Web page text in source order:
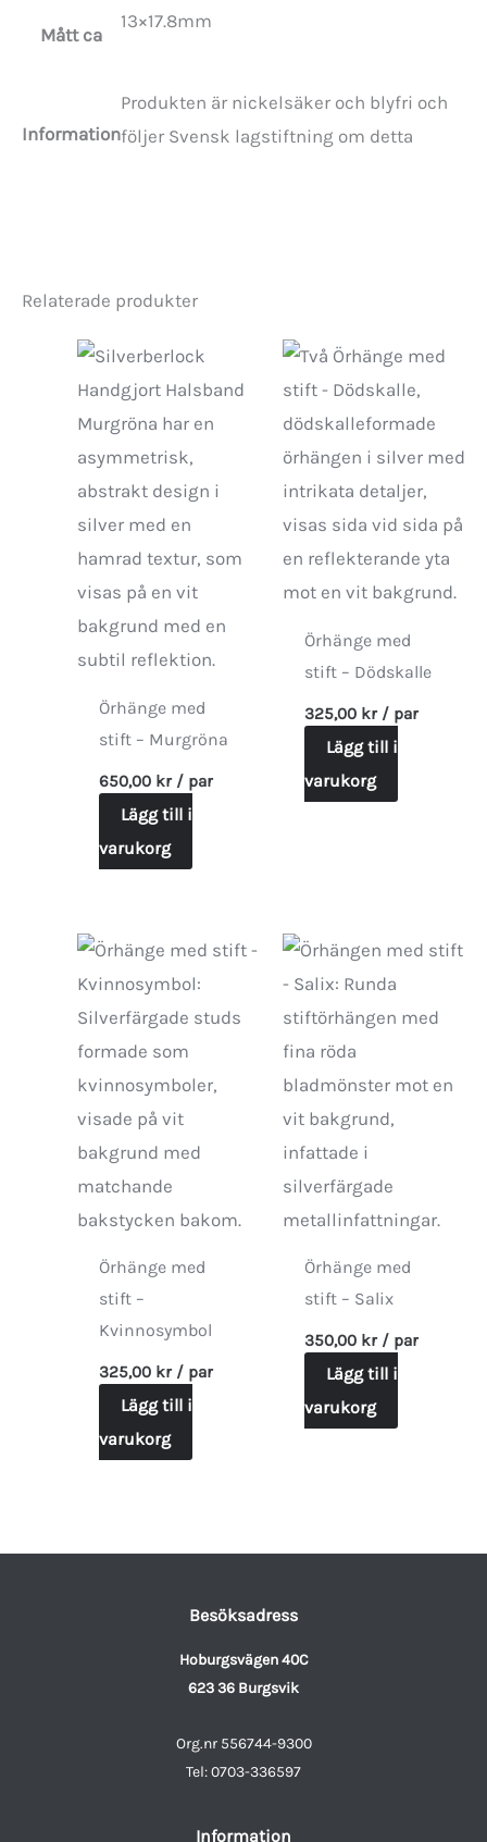
Mått ca
13×17.8mm
Information
Produkten är nickelsäker och blyfri och
följer Svensk lagstiftning om detta
Relaterade produkter
Örhänge med
stift – Murgröna
650,00 kr/ par
Lägg till i
varukorg
Örhänge med
stift – Dödskalle
325,00 kr/ par
Lägg till i
varukorg
Örhänge med
stift –
Kvinnosymbol
325,00 kr/ par
Lägg till i
varukorg
Örhänge med
stift – Salix
350,00 kr/ par
Lägg till i
varukorg
Besöksadress
Hoburgsvägen 40C
623 36 Burgsvik
Org.nr 556744-9300
Tel: 0703-336597
Information